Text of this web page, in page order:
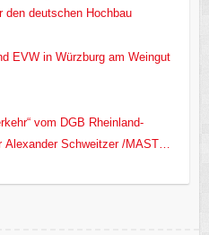
den deutschen Hochbau
EVW in Würzburg am Weingut
vom DGB Rheinland-
Schweitzer /MASTD